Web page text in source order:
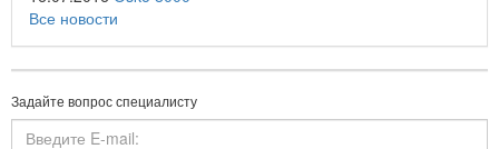
Все новости
Задайте вопрос специалисту